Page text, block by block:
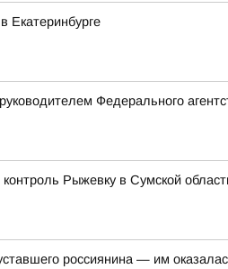
Екатеринбурге
Федерального
Рыжевку в Сумской
россиянина — им